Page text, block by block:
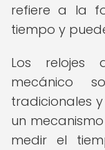
refiere a la
tiempo y
Los relojes
mecánico
tradicionales
un
medir el